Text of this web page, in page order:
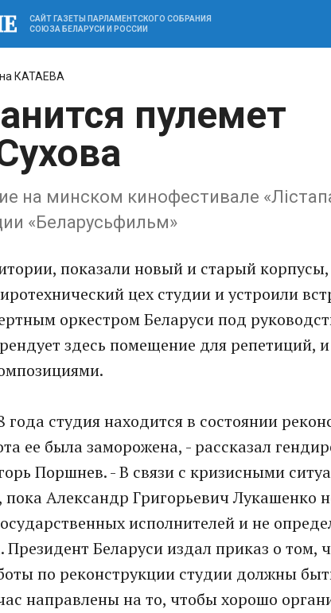
САЙТ ГАЗЕТЫ ПАРЛАМЕНТСКОГО СОБРАНИЯ
СОЮЗА БЕЛАРУСИ И РОССИИ
КАТАЕВА
пулемет
на минском​ ​кино​фестивале
«Беларусьфильм»
показали новый и старый
цех студии и устроили
оркестром Беларуси под
здесь помещение для репетиций, и
года студия находится в состоянии
ее была заморожена, - рассказал
Поршнев. - В связи с кризисными
пока Александр Григорьевич Лукашенко
исполнителей и не
Президент Беларуси издал приказ о том,
по реконструкции студии должны
направлены на то, чтобы хорошо